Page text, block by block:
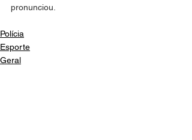
pronunciou.
Polícia
Esporte
Geral